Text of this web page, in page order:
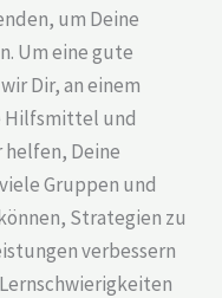
um Deine
Um eine gute
Dir, an einem
Hilfsmittel und
Deine
Gruppen und
Strategien zu
verbessern